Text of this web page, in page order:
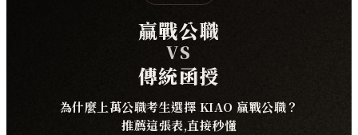
贏戰公職
VS
傳統函授
為什麼上萬公職考生選擇 KIAO 贏戰公職？
推薦這張表,直接秒懂